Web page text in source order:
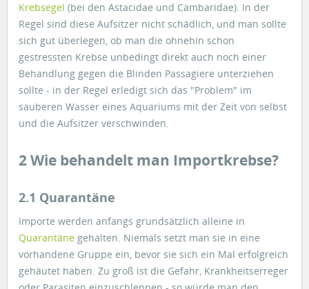
Krebsegel (bei den Astacidae und Cambaridae). In der
Regel sind diese Aufsitzer nicht schädlich, und man sollte
sich gut überlegen, ob man die ohnehin schon
gestressten Krebse unbedingt direkt auch noch einer
Behandlung gegen die Blinden Passagiere unterziehen
sollte - in der Regel erledigt sich das "Problem" im
sauberen Wasser eines Aquariums mit der Zeit von selbst
und die Aufsitzer verschwinden.
2 Wie behandelt man Importkrebse?
2.1 Quarantäne
Importe werden anfangs grundsätzlich alleine in
Quarantäne gehalten. Niemals setzt man sie in eine
vorhandene Gruppe ein, bevor sie sich ein Mal erfolgreich
gehäutet haben. Zu groß ist die Gefahr, Krankheitserreger